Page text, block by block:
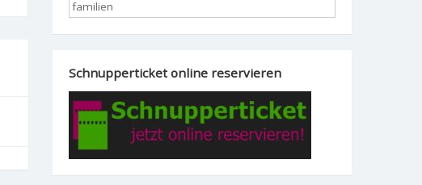
Schnupperticket online reservieren